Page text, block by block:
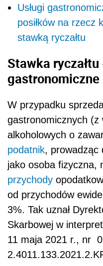
Usługi
posiłków na rzecz
stawką ryczałtu
Stawka ryczałtu
gastronomiczne
W przypadku
gastronomicznych (z
alkoholowych o
podatnik, prowadząc
jako osoba fizyczna,
przychody
od przychodów
3%. Tak uznał
Skarbowej w
11 maja 2021 r., nr